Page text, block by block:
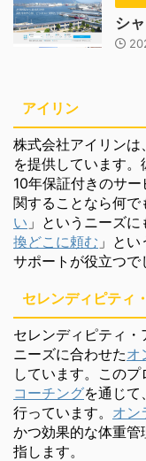
シ
アイリン
株式会社アイリンは、
を提供しています。
10年保証付きのサー
関することなら何
い 」というニーズ
換どこに頼む 」と
サポートが役立つで
セレンディピティ
セレンディピティ
ニーズに合わせたオ
しています。このプ
コーチングを通じ
行っています。 オン
かつ効果的な体重管
指します。